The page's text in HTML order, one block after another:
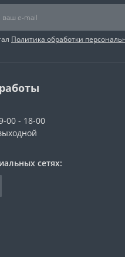
Политика обработки
00 - 18-00
сетях: